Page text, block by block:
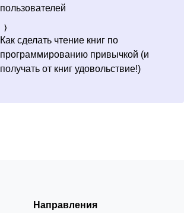
пользователей
Как сделать чтение книг по
программированию привычкой (и
получать от книг удовольствие!)
Направления